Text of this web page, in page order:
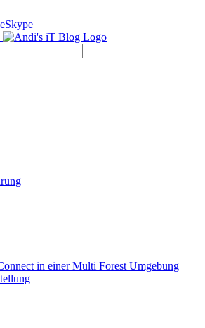
Skype
in einer Multi Forest Umgebung